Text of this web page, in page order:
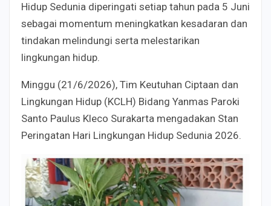
Hidup Sedunia diperingati setiap tahun pada 5 Juni
sebagai momentum meningkatkan kesadaran dan
tindakan melindungi serta melestarikan
lingkungan hidup.
Minggu (21/6/2026), Tim Keutuhan Ciptaan dan
Lingkungan Hidup (KCLH) Bidang Yanmas Paroki
Santo Paulus Kleco Surakarta mengadakan Stan
Peringatan Hari Lingkungan Hidup Sedunia 2026.